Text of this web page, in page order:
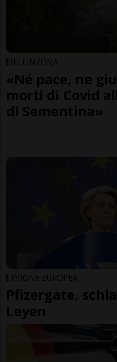
BELLINZONA
«Né pace, ne
morti di Covid
di Sementina»
UNIONE EUROPEA
Pfizergate,
Leyen